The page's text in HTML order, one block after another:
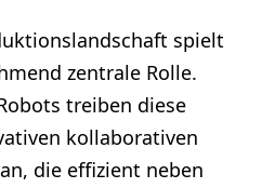
spielt
zentrale Rolle.
treiben diese
kollaborativen
die effizient neben